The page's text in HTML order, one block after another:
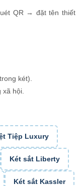
QR → đặt tên thiết
két).
hội.
Tiệp Luxury
Két sắt Liberty
Két sắt Kassler